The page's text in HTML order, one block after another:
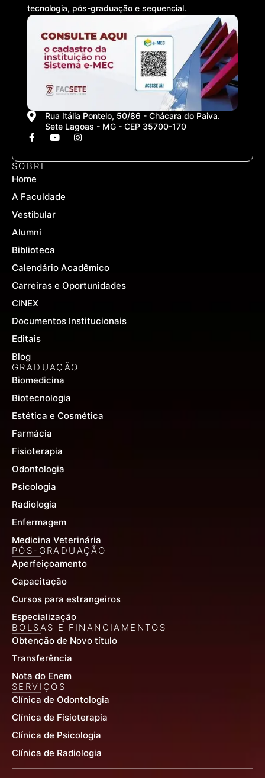
tecnologia, pós-graduação e sequencial.
Rua Itália Pontelo, 50/86 - Chácara do Paiva.
Sete Lagoas - MG - CEP 35700-170
F
a
e
b
o
k
f
Y
t
I
n
t
SOBRE
Home
A Faculdade
Vestibular
Alumni
Biblioteca
Calendário Acadêmico
Carreiras e Oportunidades
CINEX
Documentos Institucionais
Editais
Blog
GRADUAÇÃO
Biomedicina
Biotecnologia
Estética e Cosmética
Farmácia
Fisioterapia
Odontologia
Psicologia
Radiologia
Enfermagem
Medicina Veterinária
PÓS-GRADUAÇÃO
Aperfeiçoamento
Capacitação
Cursos para estrangeiros
Especialização
BOLSAS E FINANCIAMENTOS
Obtenção de Novo título
Transferência
Nota do Enem
SERVIÇOS
Clínica de Odontologia
Clínica de Fisioterapia
Clínica de Psicologia
Clínica de Radiologia